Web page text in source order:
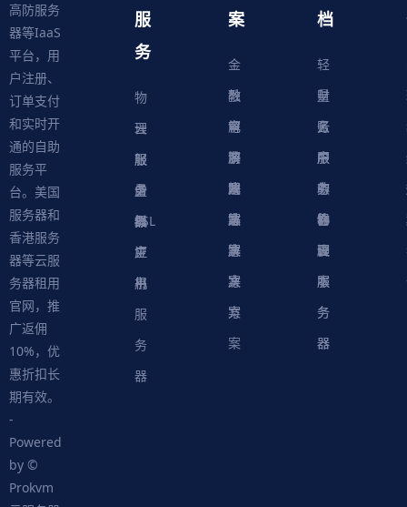
高防服务
器等IaaS
平台，用
户注册、
订单支付
和实时开
通的自助
服务平
台。美国
服务器和
香港服务
器等云服
务器租用
官网，推
广返佣
10%，优
惠折扣长
期有效。
-
Powered
by ©
Prokvm
服
务
物
理
服
务
器
云
服
务
器
轻
量
级
应
用
服
务
器
虚
拟
主
机
SSL
证
书
案
金
融
解
决
方
案
教
育
解
决
方
案
电
商
解
决
方
案
游
戏
解
决
方
案
网
站
解
决
方
案
档
轻
量
云
服
务
器
财
务
中
心
账
户
中
心
服
务
协
议
软
件
脚
本
物
理
服
务
器
云
服
务
器